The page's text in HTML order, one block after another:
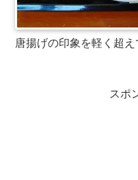
唐揚げの印象を軽く超
スポ